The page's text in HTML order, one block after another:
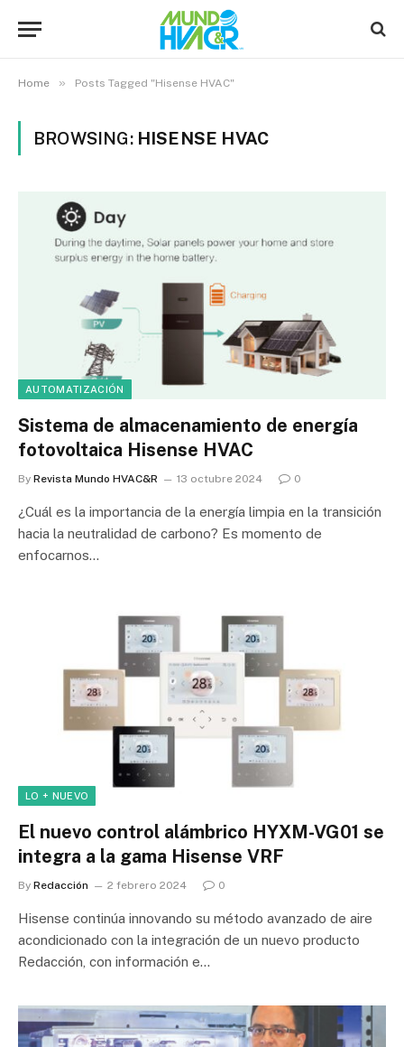
Home » Posts Tagged "Hisense HVAC"
BROWSING: HISENSE HVAC
AUTOMATIZACIÓN
Sistema de almacenamiento de energía
fotovoltaica Hisense HVAC
By Revista Mundo HVAC&R 13 octubre 2024 0
¿Cuál es la importancia de la energía limpia en la transición
hacia la neutralidad de carbono? Es momento de
enfocarnos…
LO + NUEVO
El nuevo control alámbrico HYXM-VG01 se
integra a la gama Hisense VRF
By Redacción 2 febrero 2024 0
Hisense continúa innovando su método avanzado de aire
acondicionado con la integración de un nuevo producto
Redacción, con información e…